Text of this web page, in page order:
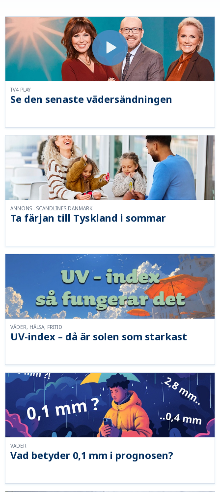
Se den senaste vädersändningen
TV4 PLAY
Ta färjan till Tyskland i sommar
ANNONS - SCANDLINES DANMARK
UV-index – då är solen som starkast
VÄDER, HÄLSA, FRITID
Vad betyder 0,1 mm i prognosen?
VÄDER